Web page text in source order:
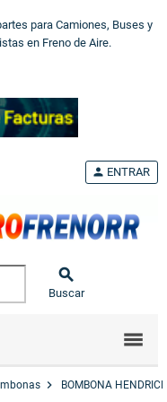
para Camiones, Buses y
en Freno de Aire.

Buscar
person ENTRAR
chevron_right BOMBONA